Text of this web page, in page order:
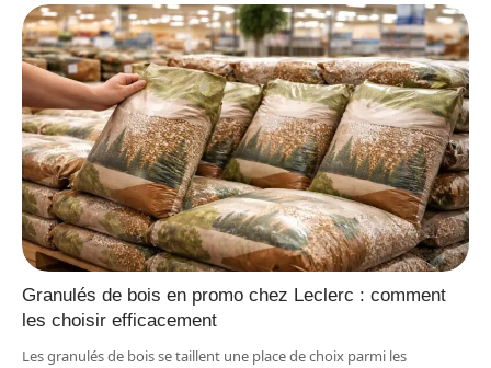
Granulés de bois en promo chez Leclerc : comment
les choisir efficacement
Les granulés de bois se taillent une place de choix parmi les